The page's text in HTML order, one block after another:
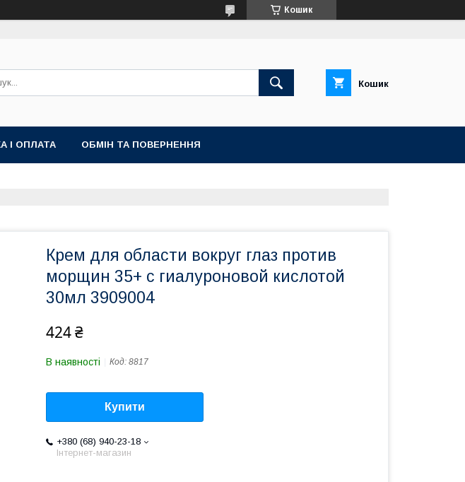
Кошик
Кошик
І ОПЛАТА ОБМІН ТА ПОВЕРНЕННЯ
Крем для области вокруг глаз против
морщин 35+ с гиалуроновой кислотой
30мл 3909004
424 ₴
В наявності Код: 8817
Купити
+380 (68) 940-23-18
Інтернет-магазин